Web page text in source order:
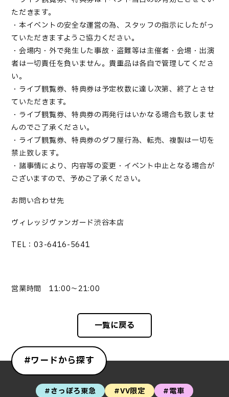
ただきます。
・本イベントの安全な運営の為、スタッフの指示にしたがっ
ていただきますようご協力ください。
・会場内・外で発生した事故・盗難等は主催者・会場・出演
者は一切責任を負いません。貴重品は各自で管理してくださ
い。
・ライブ観覧券、特典券は予定枚数に達し次第、終了とさせ
ていただきます。
・ライブ観覧券、特典券の再発行はいかなる場合も致しませ
んのでご了承ください。
・ライブ観覧券、特典券のダフ屋行為、転売、複製は一切を
禁止致します。
・諸事情により、内容等の変更・イベント中止となる場合が
ございますので、予めご了承ください。
お問い合わせ先
ヴィレッジヴァンガード渋谷本店
TEL：03-6416-5641
営業時間 11:00～21:00
一覧に戻る
#ワードから探す
#さっぽろ東急 #VV限定
#電車